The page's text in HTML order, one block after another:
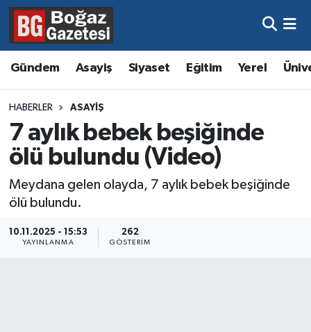
Gündem Asayiş Siyaset Eğitim Yerel
HABERLER ASAYIŞ
7 aylık bebek beşiğinde
ölü bulundu (Video)
Meydana gelen olayda, 7 aylık bebek beşiğinde
ölü bulundu.
10.11.2025 - 15:53
YAYINLANMA
262
GÖSTERIM
Asayiş
Eğitim
Ekonomi
Gündem
Kültür ve Sanat
Magazin
Hava Durumu
Trafik Durumu
Süper Lig Puan Durumu ve Fikstür
Tüm Manşetler
Son Dakika Haberleri
Haber Arşivi